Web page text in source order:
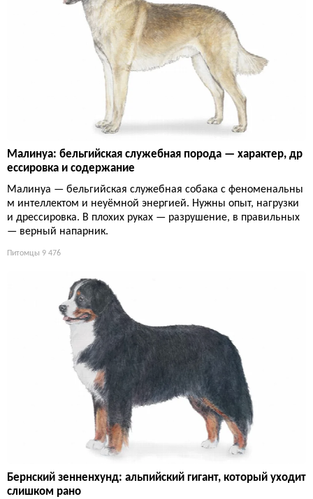
Малинуа: бельгийская служебная порода — характер, др
ессировка и содержание
Малинуа — бельгийская служебная собака с феноменальны
м интеллектом и неуёмной энергией. Нужны опыт, нагрузки
и дрессировка. В плохих руках — разрушение, в правильных
— верный напарник.
Питомцы 9 476
Бернский зенненхунд: альпийский гигант, который уходит
слишком рано